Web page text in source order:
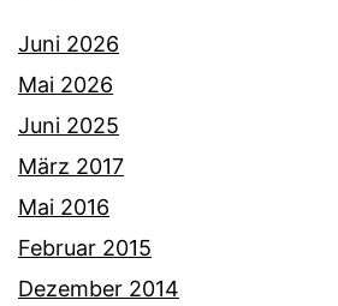
Juni 2026
Mai 2026
Juni 2025
März 2017
Mai 2016
Februar 2015
Dezember 2014